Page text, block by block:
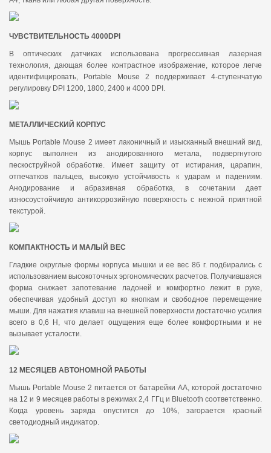
ЧУВСТВИТЕЛЬНОСТЬ 4000DPI
В оптических датчиках использована прогрессивная лазерная
технология, дающая более контрастное изображение, которое легче
идентифицировать, Portable Mouse 2 поддерживает 4-ступенчатую
регулировку DPI 1200, 1800, 2400 и 4000 DPI.
МЕТАЛЛИЧЕСКИЙ КОРПУС
Мышь Portable Mouse 2 имеет лаконичный и изысканный внешний вид,
корпус выполнен из анодированного метала, подвергнутого
пескоструйной обработке. Имеет защиту от истирания, царапин,
отпечатков пальцев, высокую устойчивость к ударам и падениям.
Анодирование и абразивная обработка, в сочетании дает
износоустойчивую антикоррозийную поверхность с нежной приятной
текстурой.
КОМПАКТНОСТЬ И МАЛЫЙ ВЕС
Гладкие округлые формы корпуса мышки и ее вес 86 г. подбирались с
использованием высокоточных эргономических расчетов. Получившаяся
форма снижает запотевание ладоней и комфортно лежит в руке,
обеспечивая удобный доступ ко кнопкам и свободное перемещение
мыши. Для нажатия клавиш на внешней поверхности достаточно усилия
всего в 0,6 Н, что делает ощущения еще более комфортными и не
вызывает усталости.
12 МЕСЯЦЕВ АВТОНОМНОЙ РАБОТЫ
Мышь Portable Mouse 2 питается от батарейки АА, которой достаточно
на 12 и 9 месяцев работы в режимах 2,4 ГГц и Bluetooth соответственно.
Когда уровень заряда опустится до 10%, загорается красный
светодиодный индикатор.